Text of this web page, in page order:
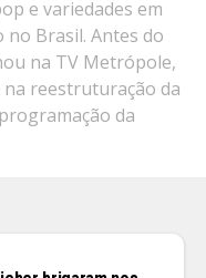
e variedades em
no Brasil. Antes do
na TV Metrópole,
reestruturação da
da